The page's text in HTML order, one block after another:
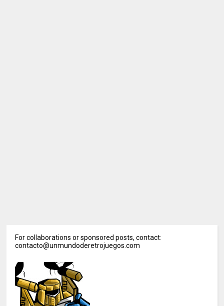
For collaborations or sponsored posts, contact:
contacto@unmundoderetrojuegos.com